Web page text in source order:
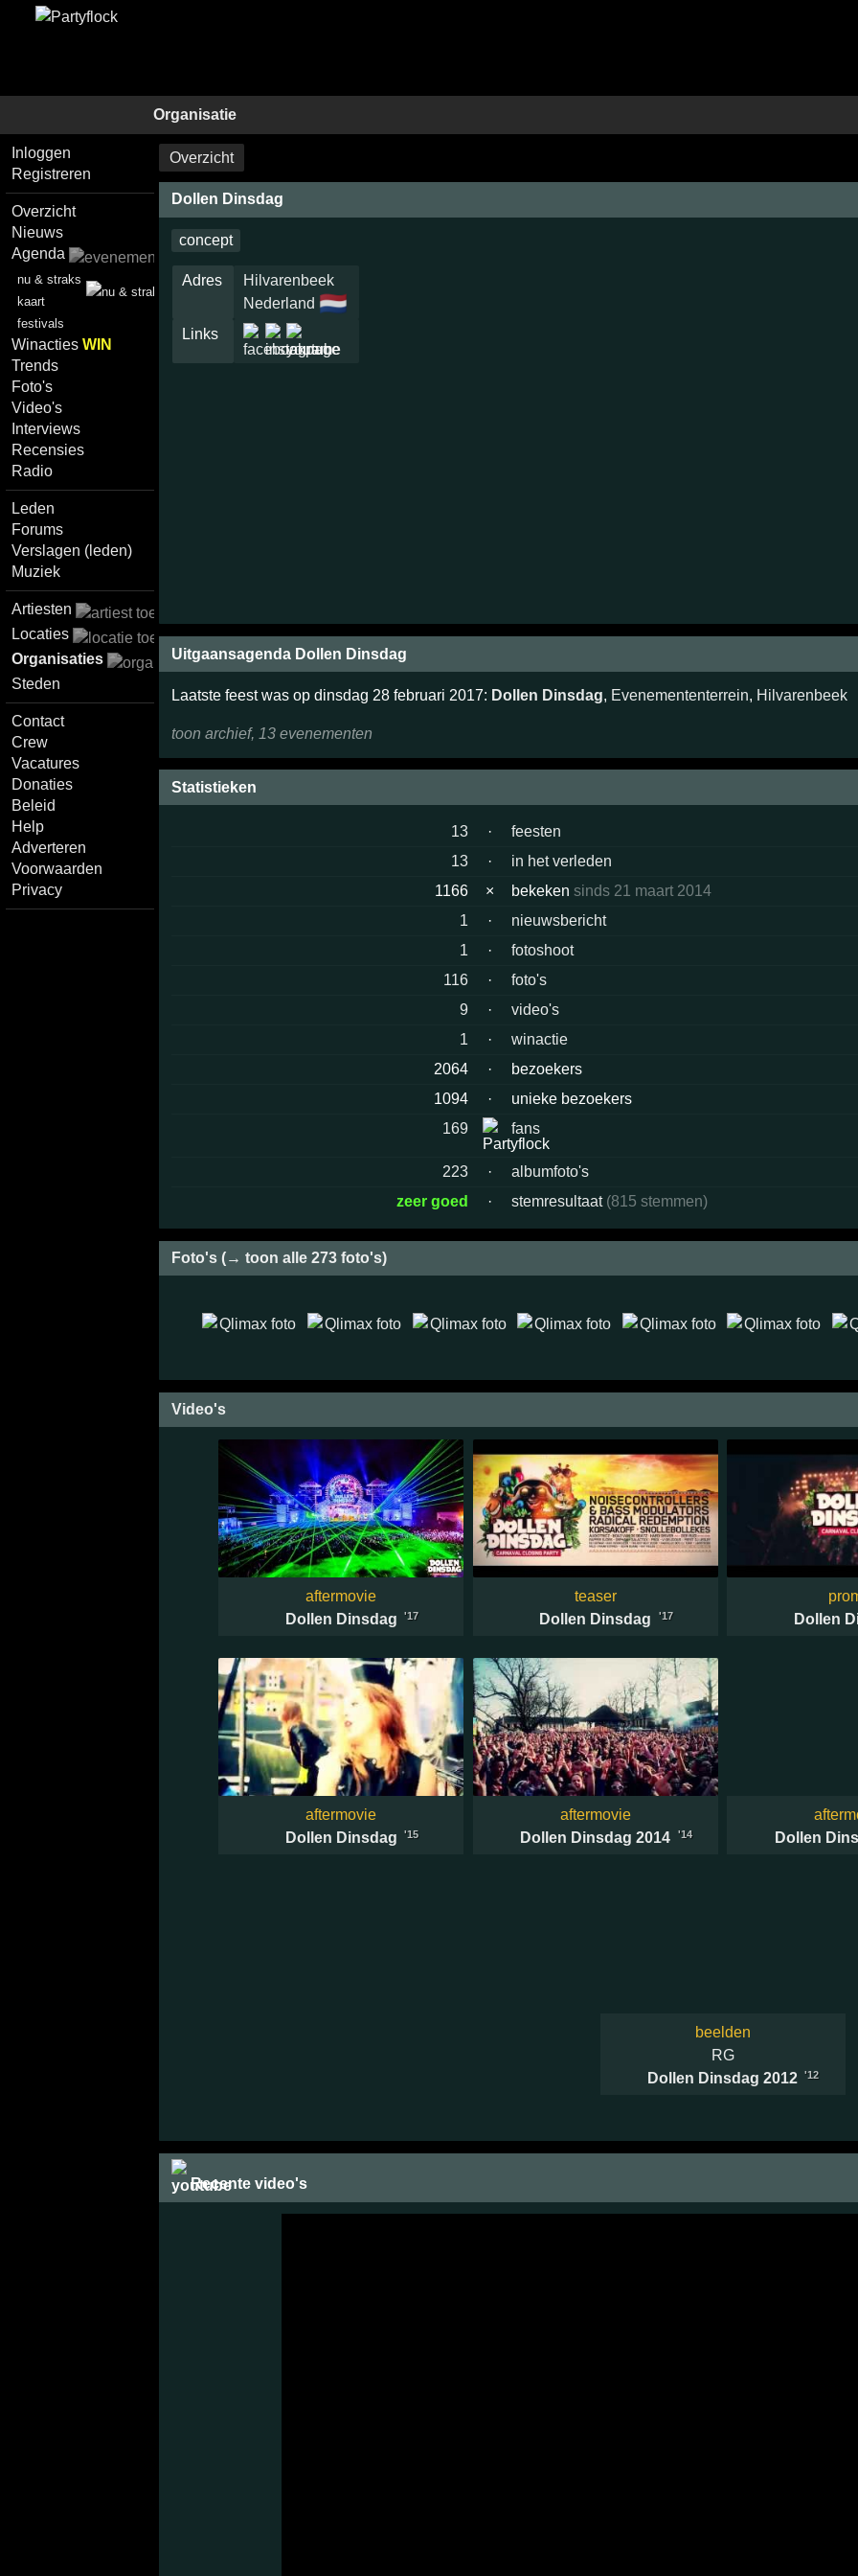
Organisatie
Inloggen
Registreren
Overzicht
Nieuws
Agenda
nu & straks
kaart
festivals
WinactiesWIN
Trends
Foto's
Video's
Interviews
Recensies
Radio
Leden
Forums
Verslagen (leden)
Muziek
Artiesten
Locaties
Organisaties
Steden
Contact
Crew
Vacatures
Donaties
Beleid
Help
Adverteren
Voorwaarden
Privacy
Overzicht
Dollen Dinsdag
concept
Adres
Hilvarenbeek
Nederland 🇳🇱
Links
Uitgaansagenda Dollen Dinsdag
Laatste feest was op dinsdag 28 februari 2017: Dollen Dinsdag, Evenemententerrein, Hilvarenbeek
toon archief, 13 evenementen
Statistieken
13 ·
feesten
13
·
in het verleden
1166
× bekekensinds 21 maart 2014
1
·
nieuwsbericht
1
·
fotoshoot
116
·
foto's
9
·
video's
1
·
winactie
2064
·
bezoekers
1094
·
unieke bezoekers
169
fans
223 ·
albumfoto's
zeer goed
· stemresultaat (815 stemmen)
Foto's (→ toon alle 273 foto's)
Video's
aftermovie
Dollen Dinsdag
'17
teaser
Dollen Dinsdag
'17
Dollen
aftermovie
Dollen Dinsdag
'15
aftermovie
Dollen Dinsdag 2014
'14
Dollen
beelden
RG
Dollen Dinsdag 2012
'12
Recente video's